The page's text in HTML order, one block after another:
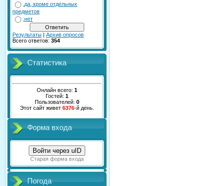
да, кроме отдельных
предметов
нет
Результаты | Архив опросов
Всего ответов: 354
Статистика
Онлайн всего: 1
Гостей: 1
Пользователей: 0
Этот сайт живет 6376-й день.
Форма входа
Войти через uID
Старая форма входа
Погода